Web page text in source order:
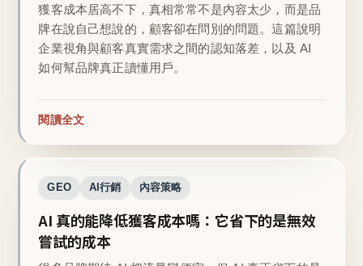
獲客成本居高不下，真相常常不是內容太少，而是品
牌在說自己想說的，顧客卻在問別的問題。這篇說明
企業視角與顧客真實需求之間的認知落差，以及 AI
如何幫品牌真正讀懂用戶。
閱讀全文
GEO AI行銷 內容策略
AI 真的能降低獲客成本嗎：它省下的是無效
嘗試的成本